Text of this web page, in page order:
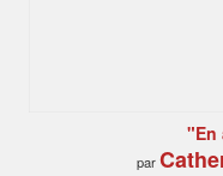
"En
par